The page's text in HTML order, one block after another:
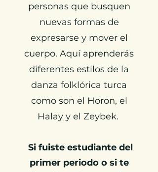
personas que busquen
nuevas formas de
expresarse y mover el
cuerpo. Aquí aprenderás
diferentes estilos de la
danza folklórica turca
como son el Horon, el
Halay y el Zeybek. ​
Si fuiste estudiante del
primer periodo o si te